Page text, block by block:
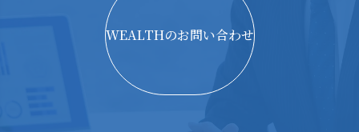
WEALTHのお問い合わせ